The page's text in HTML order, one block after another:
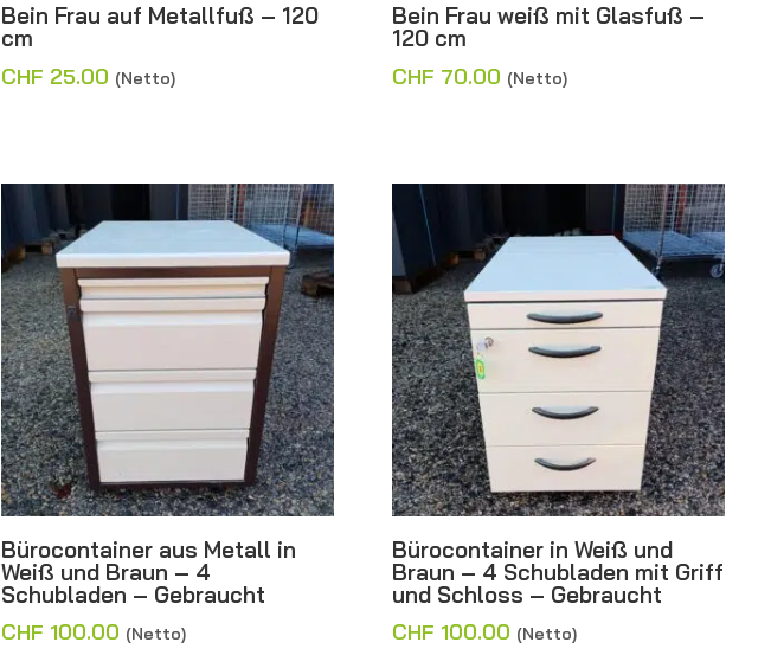
Bein Frau auf Metallfuß – 120
cm
CHF 25.00 (Netto)
Bein Frau weiß mit Glasfuß –
120 cm
CHF 70.00 (Netto)
Bürocontainer aus Metall in
Weiß und Braun – 4
Schubladen – Gebraucht
CHF 100.00 (Netto)
Bürocontainer in Weiß und
Braun – 4 Schubladen mit Griff
und Schloss – Gebraucht
CHF 100.00 (Netto)